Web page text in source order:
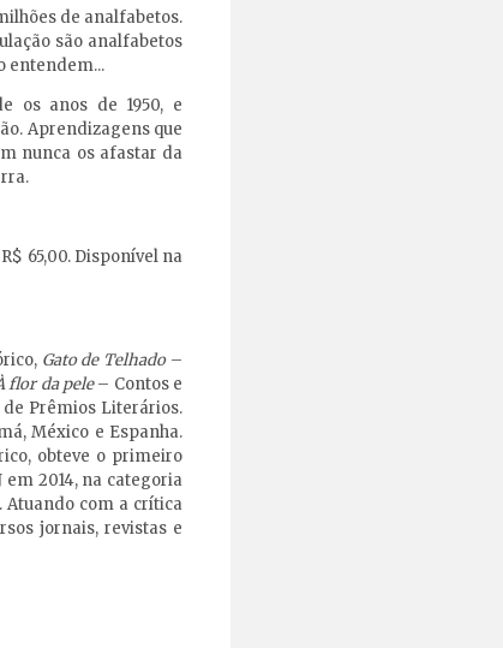
de analfabetos.
são analfabetos
entendem...
os anos de 1950, e
Aprendizagens que
nunca os afastar da
65,00. Disponível na
Gato de Telhado–
flor da pele– Contos e
Prêmios Literários.
México e Espanha.
obteve o primeiro
2014, na categoria
Atuando com a crítica
jornais, revistas e